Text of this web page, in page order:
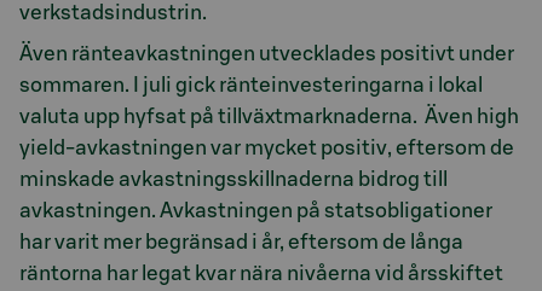
verkstadsindustrin.
Även ränteavkastningen utvecklades positivt under
sommaren. I juli gick ränteinvesteringarna i lokal
valuta upp hyfsat på tillväxtmarknaderna. Även high
yield-avkastningen var mycket positiv, eftersom de
minskade avkastningsskillnaderna bidrog till
avkastningen. Avkastningen på statsobligationer
har varit mer begränsad i år, eftersom de långa
räntorna har legat kvar nära nivåerna vid årsskiftet